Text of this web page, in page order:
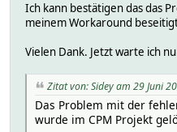
Ich kann bestätigen das das
meinem Workaround
Vielen Dank. Jetzt warte ich
Zitat von: Sidey am 29 Juni
Das Problem mit der
wurde im CPM Projekt